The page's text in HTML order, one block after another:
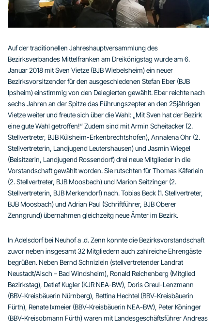
Auf der traditionellen Jahreshauptversammlung des
Bezirksverbandes Mittelfranken am Dreikönigstag wurde am 6.
Januar 2018 mit Sven Vietze (BJB Wiebelsheim) ein neuer
Bezirksvorsitzender für den ausgeschiedenen Stefan Eber (BJB
Ipsheim) einstimmig von den Delegierten gewählt. Eber reichte nach
sechs Jahren an der Spitze das Führungszepter an den 25jährigen
Vietze weiter und freute sich über die Wahl: „Mit Sven hat der Bezirk
eine gute Wahl getroffen!“ Zudem sind mit Armin Scheitacker (2.
Stellvertreter, BJB Külsheim-Erkenbrechtshofen), Annalena Ohr (2.
Stellvertreterin, Landjugend Leutershausen) und Jasmin Wiegel
(Beisitzerin, Landjugend Rossendorf) drei neue Mitglieder in die
Vorstandschaft gewählt worden. Sie rutschten für Thomas Käferlein
(2. Stellvertreter, BJB Moosbach) und Marion Seitzinger (2.
Stellvertreterin, BJB Merkendorf) nach. Tobias Beck (1. Stellvertreter,
BJB Moosbach) und Adrian Paul (Schriftführer, BJB Oberer
Zenngrund) übernahmen gleichzeitg neue Ämter im Bezirk.
In Adelsdorf bei Neuhof a .d. Zenn konnte die Bezirksvorstandschaft
zuvor neben insgesamt 32 Mitgliedern auch zahlreiche Ehrengäste
begrüßen. Neben Bernd Schnizlein (stellvertretender Landrat
Neustadt/Aisch – Bad Windsheim), Ronald Reichenberg (Mitglied
Bezirkstag), Detlef Kugler (KJR NEA-BW), Doris Greul-Lenzmann
(BBV-Kreisbäuerin Nürnberg), Bettina Hechtel (BBV-Kreisbäuerin
Fürth), Renate Ixmeier (BBV-Kreisbäuerin NEA-BW), Peter Köninger
(BBV-Kreisobmann Fürth) waren mit Landesgeschäftsführer Andreas